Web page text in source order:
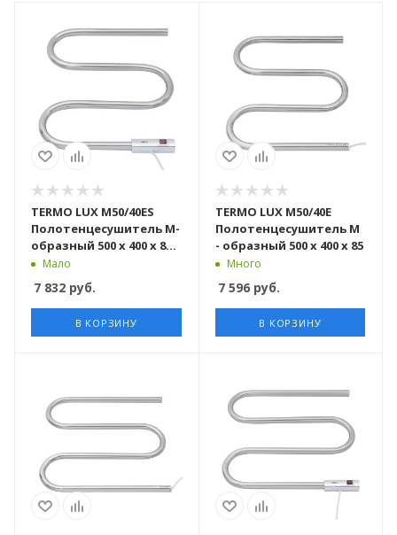
TERMO LUX M50/40ES
Полотенцесушитель М-
образный 500 х 400 х 85 c
включателем
Мало
7 832 руб.
В КОРЗИНУ
TERMO LUX M50/40E
Полотенцесушитель М
- образный 500 х 400 х 85
Много
7 596руб.
В КОРЗИНУ